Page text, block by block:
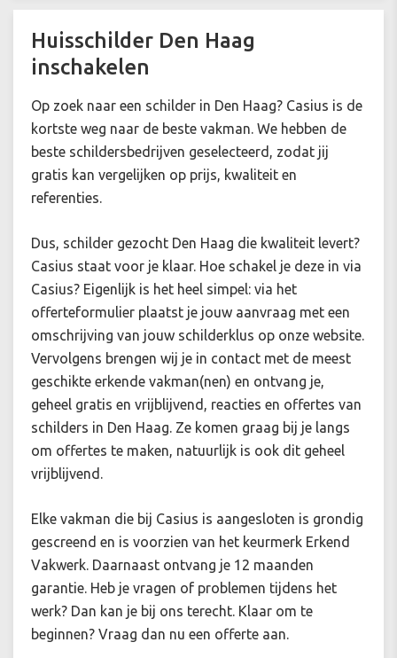
Huisschilder Den Haag
inschakelen
Op zoek naar een schilder in Den Haag? Casius is de
kortste weg naar de beste vakman. We hebben de
beste schildersbedrijven geselecteerd, zodat jij
gratis kan vergelijken op prijs, kwaliteit en
referenties.
Dus, schilder gezocht Den Haag die kwaliteit levert?
Casius staat voor je klaar. Hoe schakel je deze in via
Casius? Eigenlijk is het heel simpel: via het
offerteformulier plaatst je jouw aanvraag met een
omschrijving van jouw schilderklus op onze website.
Vervolgens brengen wij je in contact met de meest
geschikte erkende vakman(nen) en ontvang je,
geheel gratis en vrijblijvend, reacties en offertes van
schilders in Den Haag. Ze komen graag bij je langs
om offertes te maken, natuurlijk is ook dit geheel
vrijblijvend.
Elke vakman die bij Casius is aangesloten is grondig
gescreend en is voorzien van het keurmerk Erkend
Vakwerk. Daarnaast ontvang je 12 maanden
garantie. Heb je vragen of problemen tijdens het
werk? Dan kan je bij ons terecht. Klaar om te
beginnen? Vraag dan nu een offerte aan.